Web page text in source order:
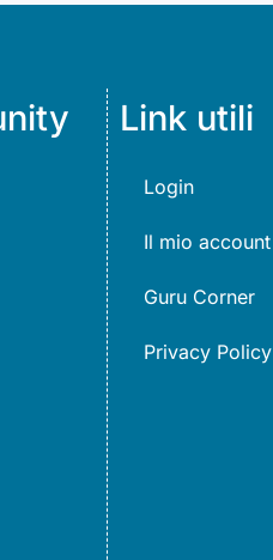
Link utili
Login
Il mio account
Guru Corner
Privacy Policy